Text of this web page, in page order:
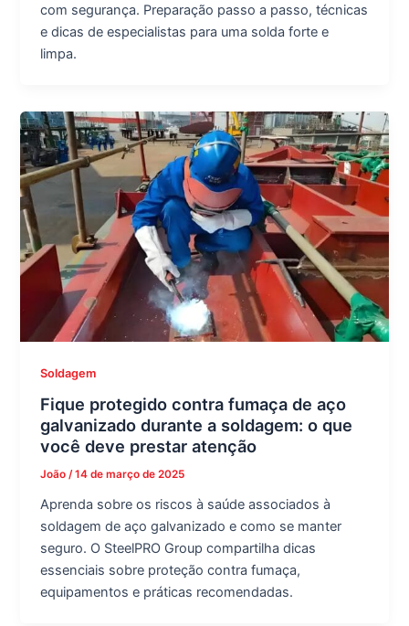
com segurança. Preparação passo a passo, técnicas
e dicas de especialistas para uma solda forte e
limpa.
Soldagem
Fique protegido contra fumaça de aço
galvanizado durante a soldagem: o que
você deve prestar atenção
João/14 de março de 2025
Aprenda sobre os riscos à saúde associados à
soldagem de aço galvanizado e como se manter
seguro. O SteelPRO Group compartilha dicas
essenciais sobre proteção contra fumaça,
equipamentos e práticas recomendadas.